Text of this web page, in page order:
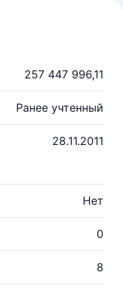
257 447 996,11
Ранее учтенный
28.11.2011
Нет
0
8